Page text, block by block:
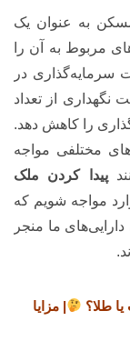
مسکن به عنوان یک
مربوط به آن را
سرمایه‌گذاری در
از تعداد
را کاهش دهد.
مختلفی مواجه
پیدا کردن ملک
مواجه شویم که
ما منجر
طلا؟
| مزایا